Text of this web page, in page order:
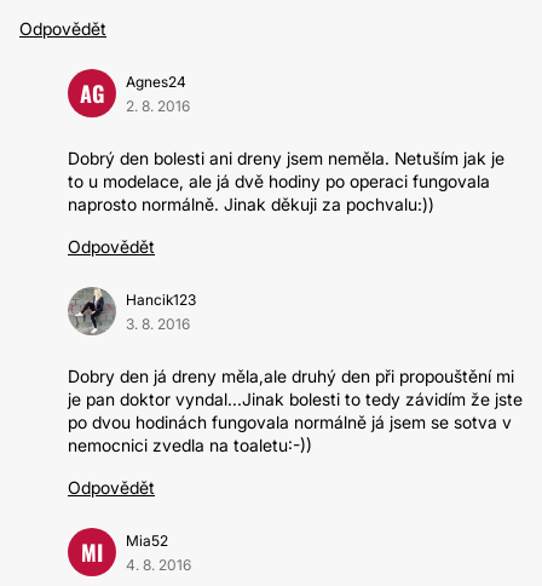
Odpovědět
AG
Agnes24
2. 8. 2016
Dobrý den bolesti ani dreny jsem neměla. Netuším jak je
to u modelace, ale já dvě hodiny po operaci fungovala
naprosto normálně. Jinak děkuji za pochvalu:))
Odpovědět
Hancik123
3. 8. 2016
Dobry den já dreny měla,ale druhý den při propouštění mi
je pan doktor vyndal...Jinak bolesti to tedy závidím že jste
po dvou hodinách fungovala normálně já jsem se sotva v
nemocnici zvedla na toaletu:-))
Odpovědět
MI
Mia52
4. 8. 2016